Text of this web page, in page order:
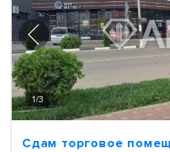
1/3
Сдам торговое